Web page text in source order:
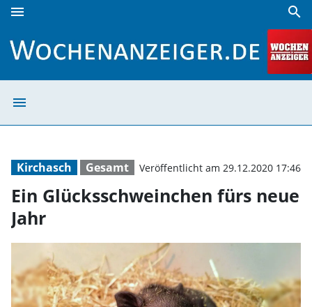
menu search
menu
Kirchasch Gesamt Veröffentlicht am 29.12.2020 17:46
Ein Glücksschweinchen fürs neue
Jahr